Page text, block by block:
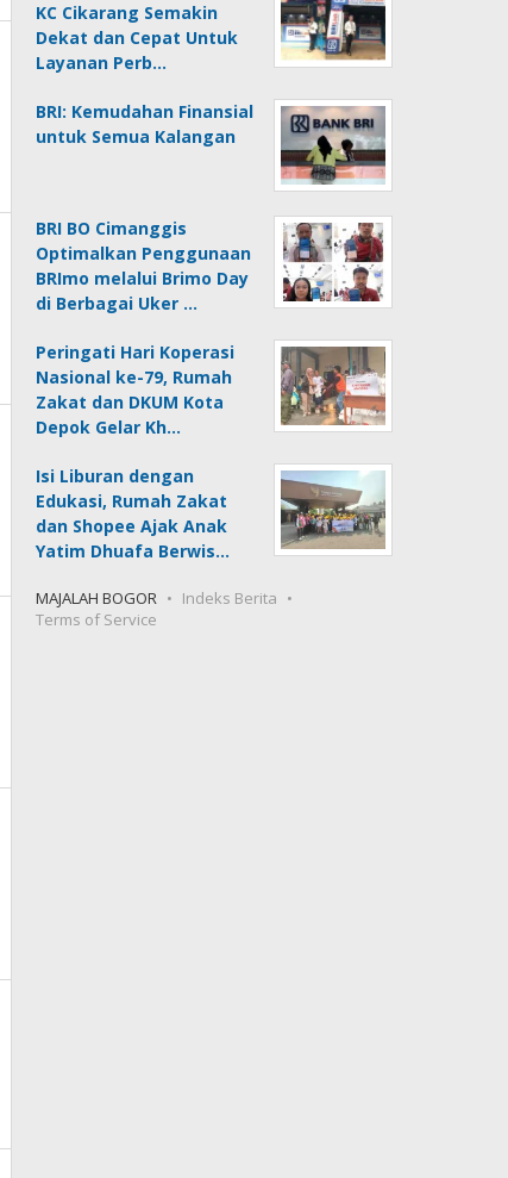
KC Cikarang Semakin
Dekat dan Cepat Untuk
Layanan Perb…
BRI: Kemudahan Finansial
untuk Semua Kalangan
BRI BO Cimanggis
Optimalkan Penggunaan
BRImo melalui Brimo Day
di Berbagai Uker …
Peringati Hari Koperasi
Nasional ke-79, Rumah
Zakat dan DKUM Kota
Depok Gelar Kh…
Isi Liburan dengan
Edukasi, Rumah Zakat
dan Shopee Ajak Anak
Yatim Dhuafa Berwis…
MAJALAH BOGOR
Indeks Berita
Terms of Service